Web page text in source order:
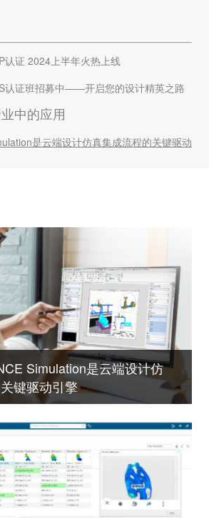
认证 2024上半年火热上线
认证班招募中——开启您的设计精英之路
中的应用
是云端设计仿真集成流程的关键驱动
Simulation是云端设计仿
键驱动引擎